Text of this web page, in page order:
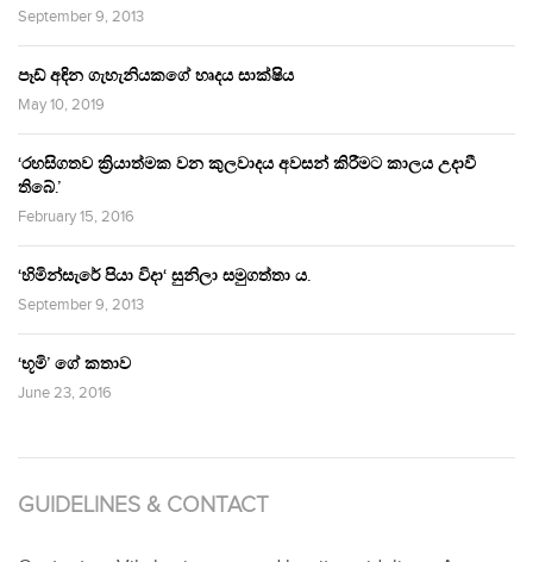
September 9, 2013
පෑඩ් අඳින ගැහැනියකගේ හෘදය සාක්ෂිය
May 10, 2019
‘රහසිගතව ක්‍රියාත්මක වන කුලවාදය අවසන් කිරීමට කාලය උදාවී
තිබේ.’
February 15, 2016
‘හිමින්සැරේ පියා විදා‘ සුනිලා සමුගත්තා ය.
September 9, 2013
‘භූමි’ ගේ කතාව
June 23, 2016
GUIDELINES & CONTACT